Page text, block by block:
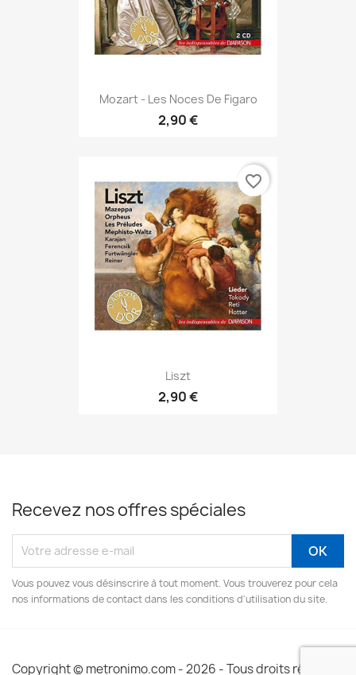
Mozart - Les Noces De Figaro
2,90 €
Liszt
2,90 €
favorite_border
Recevez nos offres spéciales
Vous pouvez vous désinscrire à tout moment. Vous trouverez pour cela
nos informations de contact dans les conditions d'utilisation du site.
Copyright © metronimo.com - 2026 - Tous droits réservés